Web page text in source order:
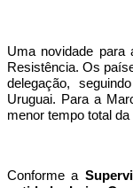
Uma novidade para
Resistência. Os
delegação,
Uruguai. Para a
menor tempo total
Conforme a